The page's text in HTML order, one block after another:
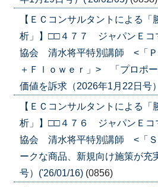
【ＥＣコンサルタントによる「
析」】□□４７７ ジャパンＥコ
協会 清水将平特別講師 <「Ｐ
＋Ｆｌｏｗｅｒ」> 「プロポ
価値を訴求（2026年1月22日号
【ＥＣコンサルタントによる「
析」】□□４７６ ジャパンＥコ
協会 清水将平特別講師 <「Ｓ
ークな商品、新規向け施策が充
号）('26/01/16) (0856)